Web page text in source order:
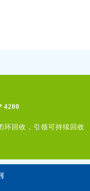
4200
环回收，引领可持续回收